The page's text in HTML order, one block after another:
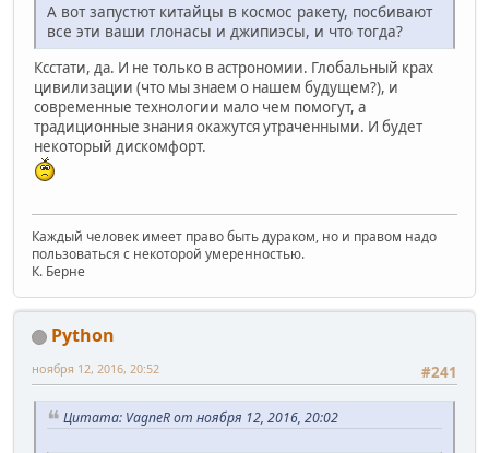
А вот запустют китайцы в космос ракету, посбивают
все эти ваши глонасы и джипиэсы, и что тогда?
Ксстати, да. И не только в астрономии. Глобальный крах
цивилизации (что мы знаем о нашем будущем?), и
современные технологии мало чем помогут, а
традиционные знания окажутся утраченными. И будет
некоторый дискомфорт.
Каждый человек имеет право быть дураком, но и правом надо
пользоваться с некоторой умеренностью.
К. Берне
Python
#241
ноября 12, 2016, 20:52
Цитата: VagneR от ноября 12, 2016, 20:02